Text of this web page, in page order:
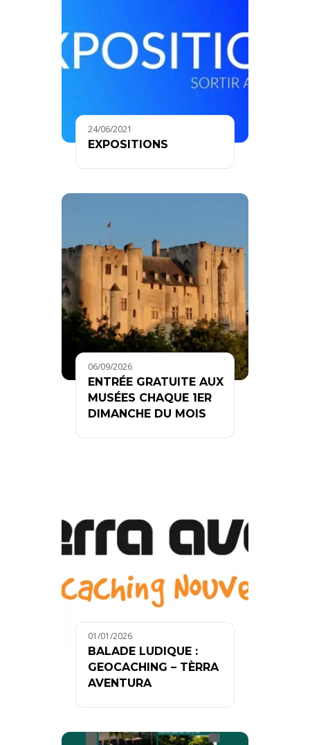
24/06/2021
EXPOSITIONS
06/09/2026
ENTRÉE GRATUITE AUX
MUSÉES CHAQUE 1ER
DIMANCHE DU MOIS
01/01/2026
BALADE LUDIQUE :
GEOCACHING – TÈRRA
AVENTURA